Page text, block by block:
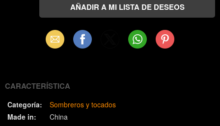
Email Facebook WhatsAppPinterest
CARACTERÍSTICA
Categoría:
Sombreros y tocados
Made in:
China